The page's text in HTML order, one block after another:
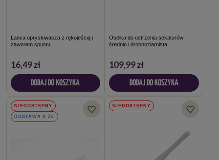
Lanca opryskiwacza z rękojeścią i
zaworem spustu
16,49 zł
DODAJ DO KOSZYKA
Osełka do ostrzenia sekatorów
średnio i drobnoziarnista
109,99 zł
DODAJ DO KOSZYKA
NIEDOSTĘPNY
DOSTAWA 0 ZŁ
NIEDOSTĘPNY